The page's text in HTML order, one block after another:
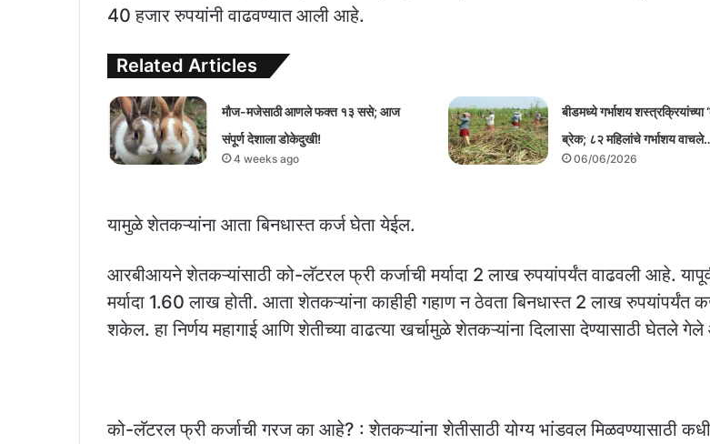
40 हजार रुपयांनी वाढवण्यात आली आहे.
Related Articles
मौज-मजेसाठी आणले फक्त १३ ससे; आज
संपूर्ण देशाला डोकेदुखी!
4 weeks ago
बीडमध्ये गर्भाशय शस्त्रक्रियांच्या
ब्रेक; ८२ महिलांचे गर्भाशय
06/06/2026
यामुळे शेतकऱ्यांना आता बिनधास्त कर्ज घेता येईल.
आरबीआयने शेतकऱ्यांसाठी को-लॅटरल फ्री कर्जाची मर्यादा 2 लाख रुपयांपर्यंत वाढवली आहे.
मर्यादा 1.60 लाख होती. आता शेतकऱ्यांना काहीही गहाण न ठेवता बिनधास्त 2 लाख रुपयांपर्यंत
शकेल. हा निर्णय महागाई आणि शेतीच्या वाढत्या खर्चामुळे शेतकऱ्यांना दिलासा देण्यासाठी घेतले
को-लॅटरल फ्री कर्जाची गरज का आहे? : शेतकऱ्यांना शेतीसाठी योग्य भांडवल मिळवण्यासाठी